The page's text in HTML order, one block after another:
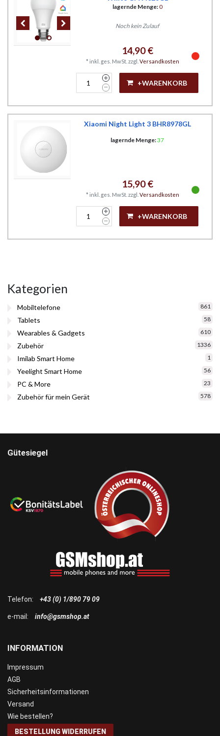
Kategorien
Mobiltelefone 861
Tablets 58
Wearables & Gadgets 610
Zubehör 1336
Imilab Smart Home 1
Yeelight Smart Home 56
PC & More 23
Zubehör für mein Gerät 578
lagernde Menge:0
Noch kein Zulauf
14,90 €
* inkl. ges. MwSt. zzgl. Versandkosten
+WARENKORB
Xiaomi Night Light 3 BHR8978GL
lagernde Menge:37
15,90 €
* inkl. ges. MwSt. zzgl. Versandkosten
+WARENKORB
INFORMATION
Impressum
AGB
Sicherheitsinformationen
Versand
Wie bestellen?
BESTELLUNG WIDERRUFEN
Telefon: +43 (0) 1/890 79 09
e-mail: info@gsmshop.at
Gütesiegel